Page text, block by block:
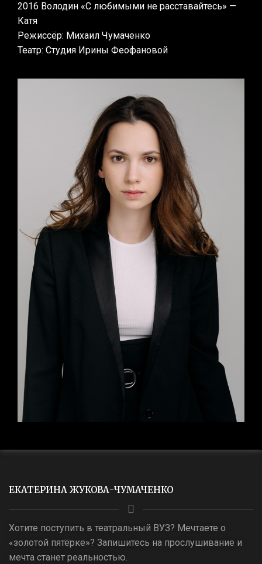
2016 Володин «С любимыми не расставайтесь» —
Катя
Режиссёр: Михаил Чумаченко
Театр: Студия Ирины Феофановой
ЕКАТЕРИНА ЖУКОВА-ЧУМАЧЕНКО
Хотите поступить в театральный ВУЗ? Мечтаете о
«золотой пятёрке»? Запишитесь на прослушивание и
мечта станет реальностью.